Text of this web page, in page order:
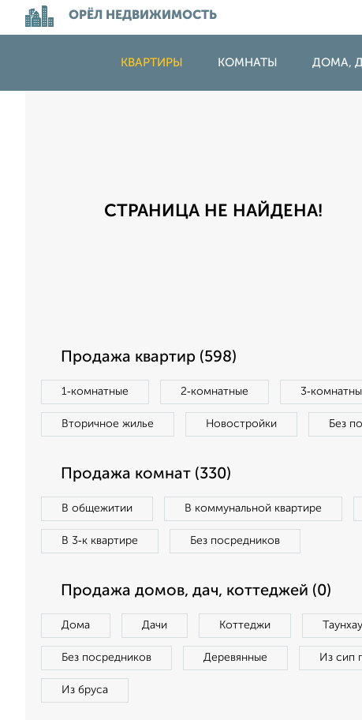
ОРЁЛ НЕДВИЖИМОСТЬ
КВАРТИРЫ КОМНАТЫ ДОМА,
СТРАНИЦА НЕ НАЙДЕНА!
Продажа квартир (598)
1‑комнатные 2‑комнатные
Вторичное жилье Новостройки Без
Продажа комнат (330)
В общежитии В коммунальной квартире
В 3‑к квартире Без посредников
Продажа домов, дач, коттеджей (0)
Дома Дачи Коттеджи
Без посредников Деревянные Из сип
Из бруса